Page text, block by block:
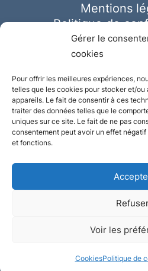
Gérer le
cookies
Pour offrir les meilleures expériences,
telles que les cookies pour stocker et/
appareils. Le fait de consentir à ces
traiter des données telles que le
uniques sur ce site. Le fait de ne pas
consentement peut avoir un effet
et fonctions.
Voir les
CookiesPolitique de
Mentions
Politique de
Conception et